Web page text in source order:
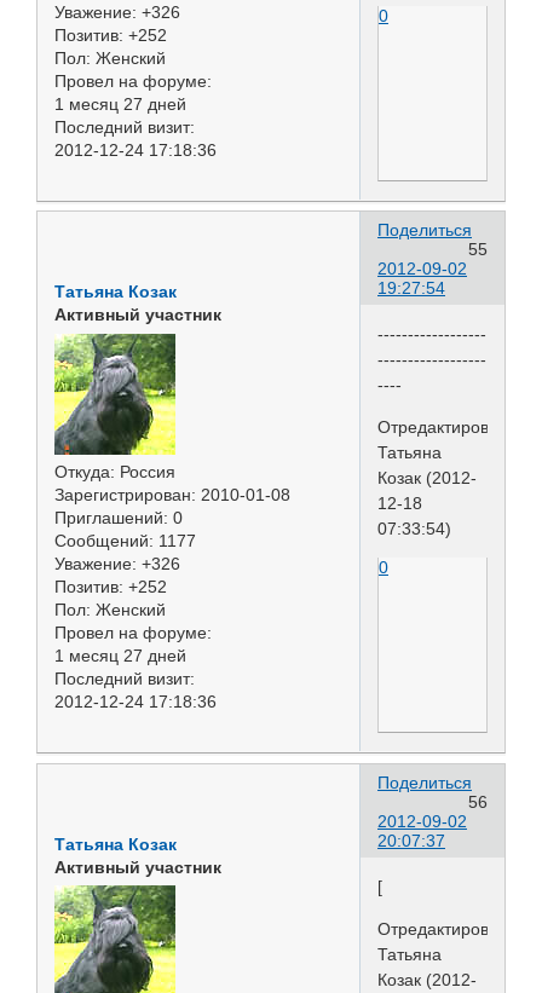
Уважение: +326
Позитив: +252
Пол: Женский
Провел на форуме:
1 месяц 27 дней
Последний визит:
2012-12-24 17:18:36
0
Поделиться
55
2012-09-02
19:27:54
Татьяна Козак
Активный участник
Откуда: Россия
Зарегистрирован: 2010-01-08
Приглашений: 0
Сообщений: 1177
Уважение: +326
Позитив: +252
Пол: Женский
Провел на форуме:
1 месяц 27 дней
Последний визит:
2012-12-24 17:18:36
------------------
------------------
----
Отредактировано
Татьяна
Козак (2012-
12-18
07:33:54)
0
Поделиться
56
2012-09-02
20:07:37
Татьяна Козак
Активный участник
[
Отредактировано
Татьяна
Козак (2012-